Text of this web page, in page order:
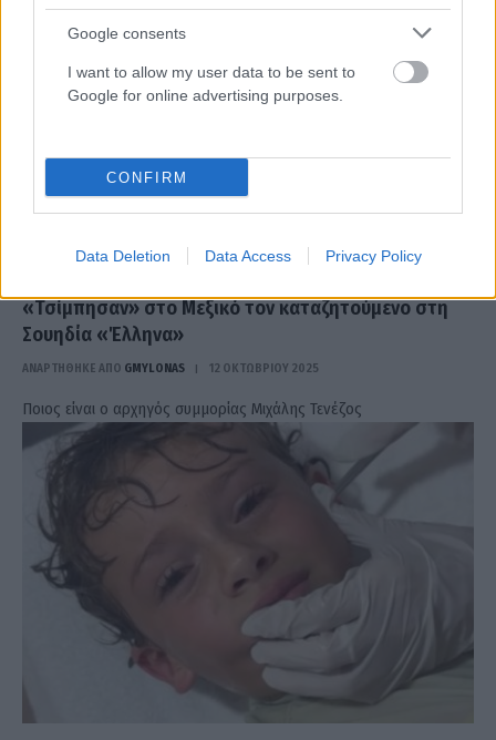
Google consents
I want to allow my user data to be sent to
Google for online advertising purposes.
CONFIRM
Data Deletion Data Access Privacy Policy
«Τσίμπησαν» στο Μεξικό τον καταζητούμενο στη
Σουηδία «Έλληνα»
ΑΝΑΡΤΗΘΗΚΕ ΑΠΟ GMYLONAS 12 ΟΚΤΩΒΡΊΟΥ 2025
Ποιος είναι ο αρχηγός συμμορίας Μιχάλης Τενέζος